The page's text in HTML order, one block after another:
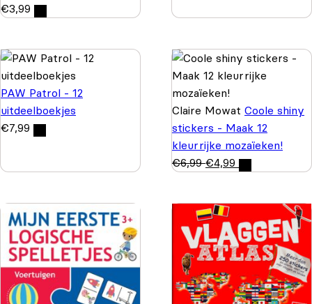
€3,99
PAW Patrol - 12
uitdeelboekjes
€7,99
Claire Mowat Coole shiny
stickers - Maak 12
kleurrijke mozaïeken!
€6,99 €4,99